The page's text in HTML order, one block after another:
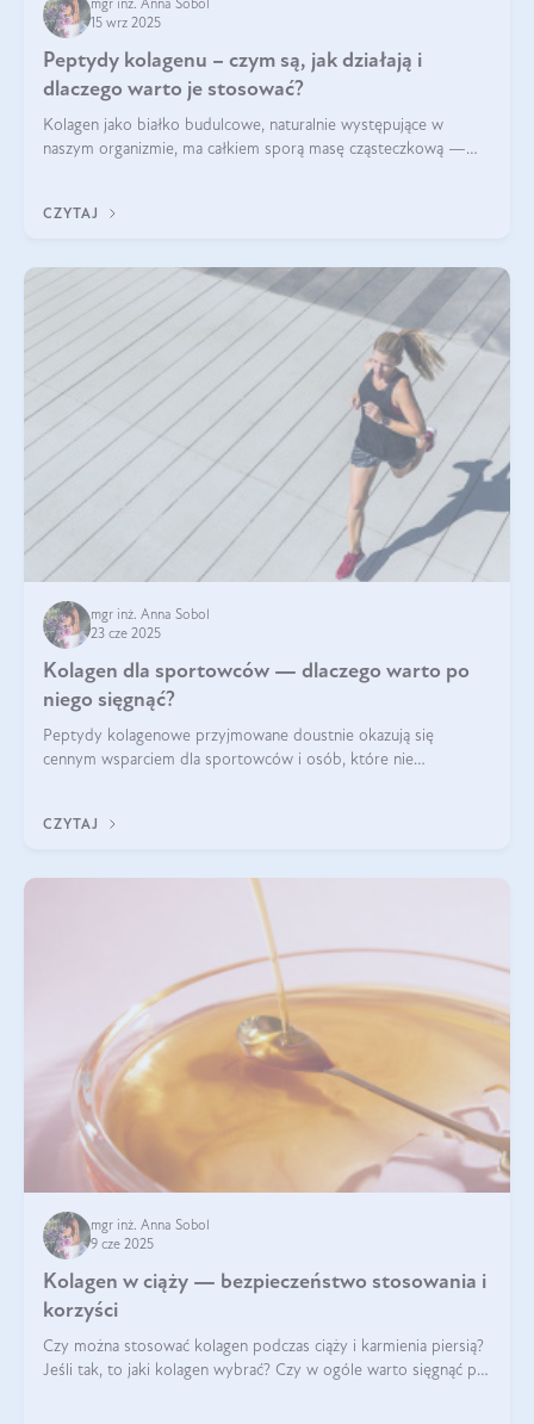
mgr inż. Anna Sobol
15 wrz 2025
Peptydy kolagenu – czym są, jak działają i
dlaczego warto je stosować?
Kolagen jako białko budulcowe, naturalnie występujące w
naszym organizmie, ma całkiem sporą masę cząsteczkową —
bardziej biodostępny
CZYTAJ
mgr inż. Anna Sobol
23 cze 2025
Kolagen dla sportowców — dlaczego warto po
niego sięgnąć?
Peptydy kolagenowe przyjmowane doustnie okazują się
cennym wsparciem dla sportowców i osób, które nie
CZYTAJ
mgr inż. Anna Sobol
9 cze 2025
Kolagen w ciąży — bezpieczeństwo stosowania i
korzyści
Czy można stosować kolagen podczas ciąży i karmienia piersią?
Jeśli tak, to jaki kolagen wybrać? Czy w ogóle warto sięgnąć po